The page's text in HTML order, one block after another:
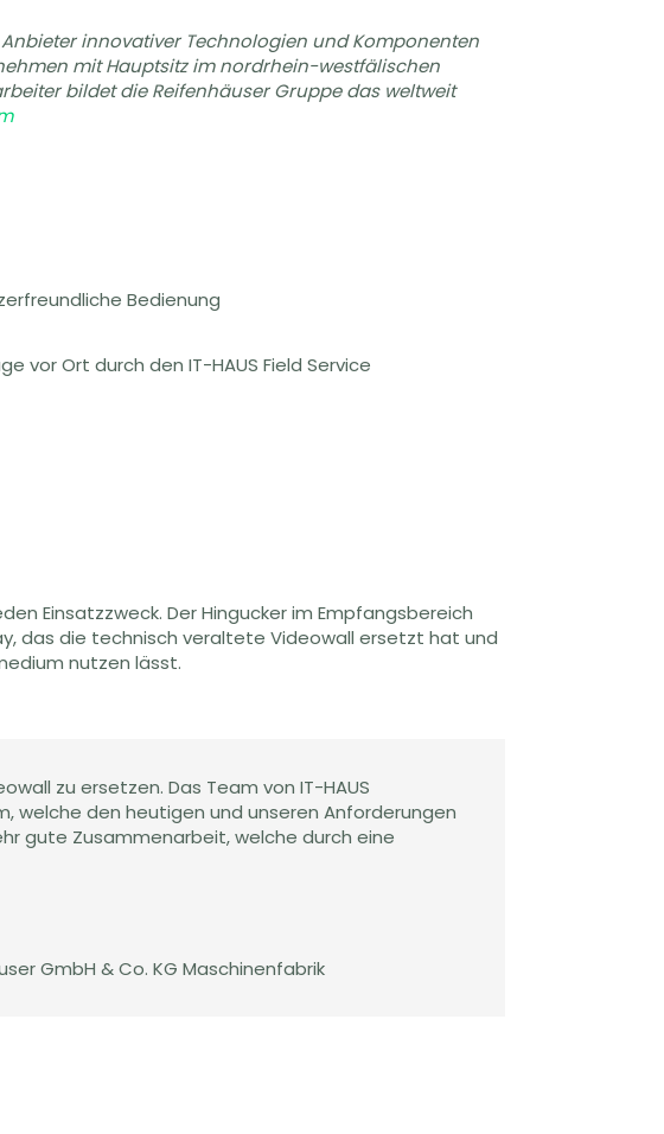
innovativer Technologien und Komponenten
mit Hauptsitz im nordrhein-westfälischen
bildet die Reifenhäuser Gruppe das weltweit
Bedienung
vor Ort durch den IT-HAUS Field Service
Einsatzzweck. Der Hingucker im Empfangsbereich
das die technisch veraltete Videowall ersetzt hat und
nutzen lässt.
zu ersetzen. Das Team von IT-HAUS
welche den heutigen und unseren Anforderungen
gute Zusammenarbeit, welche durch eine
GmbH & Co. KG Maschinenfabrik